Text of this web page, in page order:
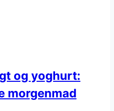
og yoghurt:
morgenmad